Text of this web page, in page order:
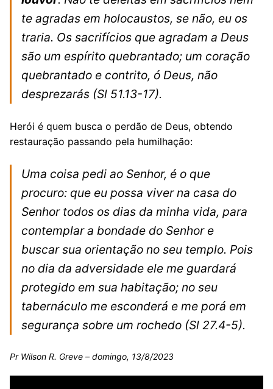
te agradas em holocaustos, se não, eu os
traria. Os sacrifícios que agradam a Deus
são um espírito quebrantado; um coração
quebrantado e contrito, ó Deus, não
desprezarás (Sl 51.13-17).
Herói é quem busca o perdão de Deus, obtendo
restauração passando pela humilhação:
Uma coisa pedi ao Senhor, é o que
procuro: que eu possa viver na casa do
Senhor todos os dias da minha vida, para
contemplar a bondade do Senhor e
buscar sua orientação no seu templo. Pois
no dia da adversidade ele me guardará
protegido em sua habitação; no seu
tabernáculo me esconderá e me porá em
segurança sobre um rochedo (Sl 27.4-5).
Pr Wilson R. Greve – domingo, 13/8/2023